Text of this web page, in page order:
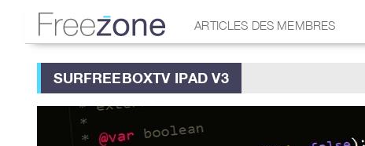
ARTICLES DES MEMBRES
SURFREEBOXTV IPAD V3